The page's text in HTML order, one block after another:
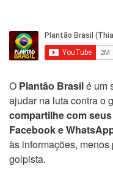
O Plantão Brasilé um
ajudar na luta contra o
compartilhe com
Facebook e
às informações,
golpista.